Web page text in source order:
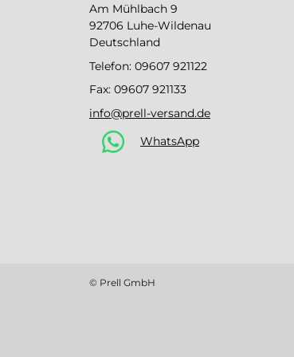
Am Mühlbach 9
92706 Luhe-Wildenau
Deutschland
Telefon: 09607 921122
Fax: 09607 921133
info@prell-versand.de
WhatsApp
© Prell GmbH